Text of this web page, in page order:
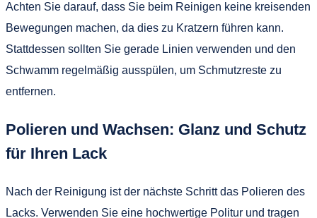
Achten Sie darauf, dass Sie beim Reinigen keine kreisenden
Bewegungen machen, da dies zu Kratzern führen kann.
Stattdessen sollten Sie gerade Linien verwenden und den
Schwamm regelmäßig ausspülen, um Schmutzreste zu
entfernen.
Polieren und Wachsen: Glanz und Schutz
für Ihren Lack
Nach der Reinigung ist der nächste Schritt das Polieren des
Lacks. Verwenden Sie eine hochwertige Politur und tragen